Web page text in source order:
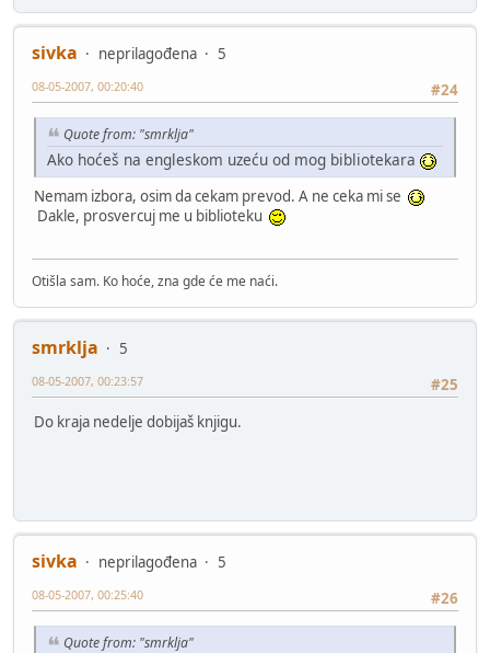
sivka neprilagođena
5
#24
08-05-2007, 00:20:40
Quote from: "smrklja"
Ako hoćeš na engleskom uzeću od mog bibliotekara
Nemam izbora, osim da cekam prevod. A ne ceka mi se
Dakle, prosvercuj me u biblioteku
Otišla sam. Ko hoće, zna gde će me naći.
smrklja
5
#25
08-05-2007, 00:23:57
Do kraja nedelje dobijaš knjigu.
sivka neprilagođena
5
#26
08-05-2007, 00:25:40
Quote from: "smrklja"